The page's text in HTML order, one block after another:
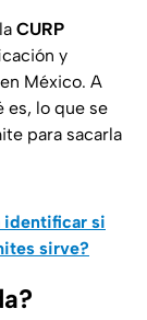
CURP
y
México. A
es, lo que se
para sacarla
identificar si
sirve?